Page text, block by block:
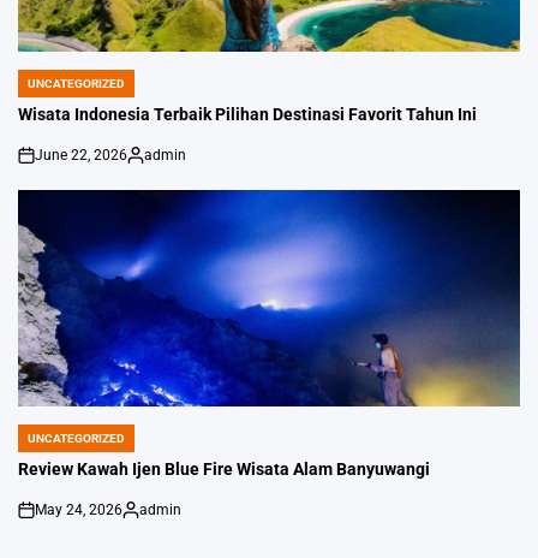
POSTED
IN
UNCATEGORIZED
Wisata Indonesia Terbaik Pilihan Destinasi Favorit Tahun Ini
on
June 22, 2026
Posted
admin
POSTED
IN
UNCATEGORIZED
Review Kawah Ijen Blue Fire Wisata Alam Banyuwangi
on
May 24, 2026
Posted
admin